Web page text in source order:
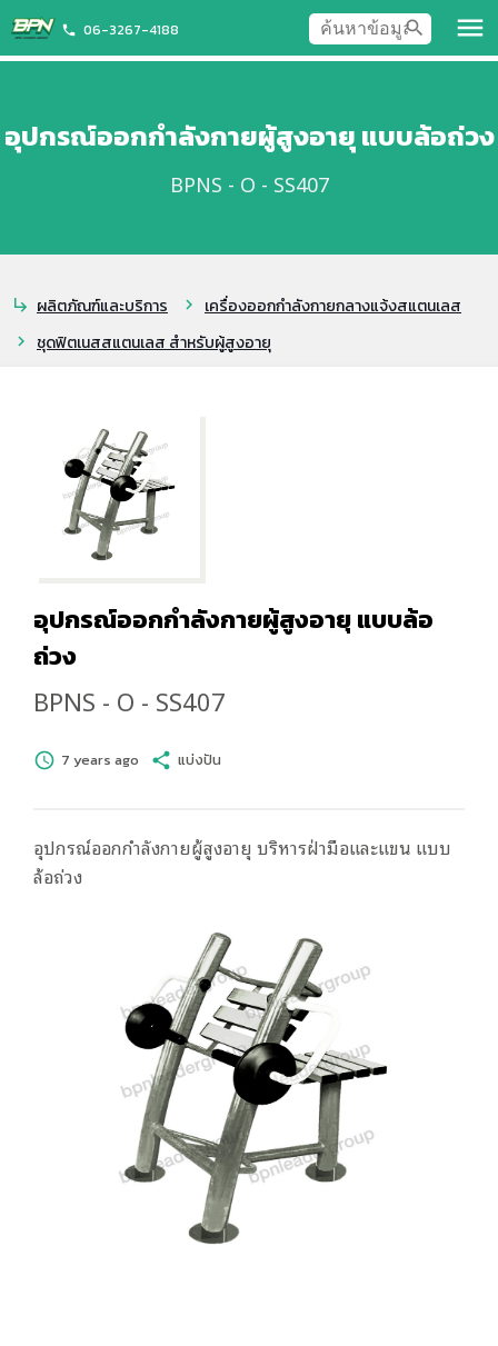
phone 06-3267-4188 menu
search
อุปกรณ์ออกกำลังกายผู้สูงอายุ แบบล้อถ่วง
BPNS - O - SS407
subdirectory_arrow_right ผลิตภัณฑ์และบริการ chevron_right เครื่องออกกำลังกายกลางแจ้งสแตนเลส
chevron_right ชุดฟิตเนสสแตนเลส สำหรับผู้สูงอายุ
อุปกรณ์ออกกำลังกายผู้สูงอายุ แบบล้อ
ถ่วง
BPNS - O - SS407
schedule 7 years ago share แบ่งปัน
อุปกรณ์ออกกำลังกายผู้สูงอายุ บริหารฝ่ามือและแขน แบบ
ล้อถ่วง